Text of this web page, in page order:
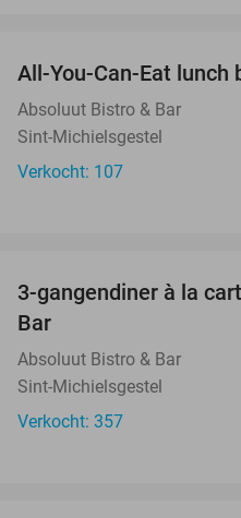
All-You-Can-Eat
Absoluut Bistro & Bar
Sint-Michielsgestel
Verkocht: 107
3-gangendiner à la
Bar
Absoluut Bistro & Bar
Sint-Michielsgestel
Verkocht: 357